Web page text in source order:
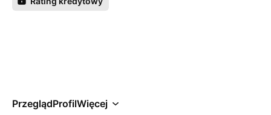
PrzeglądProfilWięcej